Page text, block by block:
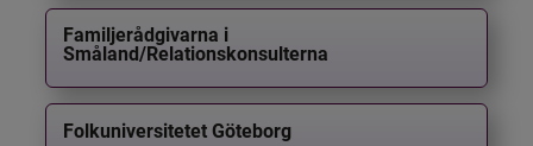
Familjerådgivarna i
Småland/Relationskonsulterna
Folkuniversitetet Göteborg